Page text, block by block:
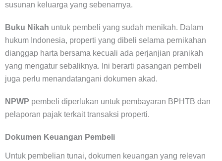
susunan keluarga yang sebenarnya.
Buku Nikah untuk pembeli yang sudah menikah. Dalam
hukum Indonesia, properti yang dibeli selama pernikahan
dianggap harta bersama kecuali ada perjanjian pranikah
yang mengatur sebaliknya. Ini berarti pasangan pembeli
juga perlu menandatangani dokumen akad.
NPWP pembeli diperlukan untuk pembayaran BPHTB dan
pelaporan pajak terkait transaksi properti.
Dokumen Keuangan Pembeli
Untuk pembelian tunai, dokumen keuangan yang relevan